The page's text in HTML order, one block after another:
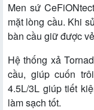
Men sứ
mặt lòng cầu. Khi
bàn cầu giữ được
Hệ thống xả
cầu, giúp cuốn
4.5L/3L giúp tiết
làm sạch tốt.